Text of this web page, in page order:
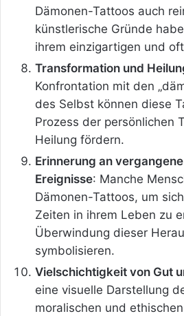
Dämonen-Tattoos auch
künstlerische Gründe
ihrem einzigartigen und
Transformation und
Konfrontation mit den
des Selbst können diese
Prozess der persönlichen
Heilung fördern.
Erinnerung an
Ereignisse: Manche
Dämonen-Tattoos, um
Zeiten in ihrem Leben zu
Überwindung dieser
symbolisieren.
Vielschichtigkeit von Gut
eine visuelle Darstellung
moralischen und